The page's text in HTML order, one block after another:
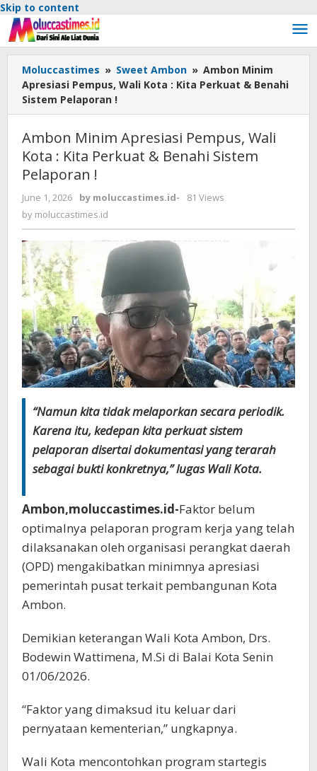
Skip to content
Moluccastimes » Sweet Ambon » Ambon Minim
Apresiasi Pempus, Wali Kota : Kita Perkuat & Benahi
Sistem Pelaporan !
Ambon Minim Apresiasi Pempus, Wali
Kota : Kita Perkuat & Benahi Sistem
Pelaporan !
June 1, 2026 by moluccastimes.id-
81 Views
by moluccastimes.id
“Namun kita tidak melaporkan secara periodik.
Karena itu, kedepan kita perkuat sistem
pelaporan disertai dokumentasi yang terarah
sebagai bukti konkretnya,” lugas Wali Kota.
Ambon,moluccastimes.id-Faktor belum
optimalnya pelaporan program kerja yang telah
dilaksanakan oleh organisasi perangkat daerah
(OPD) mengakibatkan minimnya apresiasi
pemerintah pusat terkait pembangunan Kota
Ambon.
Demikian keterangan Wali Kota Ambon, Drs.
Bodewin Wattimena, M.Si di Balai Kota Senin
01/06/2026.
“Faktor yang dimaksud itu keluar dari
pernyataan kementerian,” ungkapnya.
Wali Kota mencontohkan program startegis